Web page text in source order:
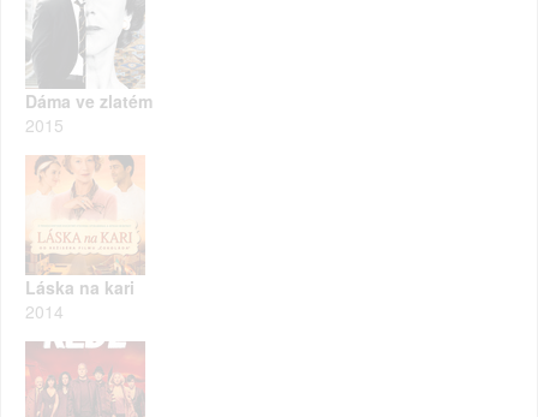
Dáma ve zlatém
2015
Láska na kari
2014